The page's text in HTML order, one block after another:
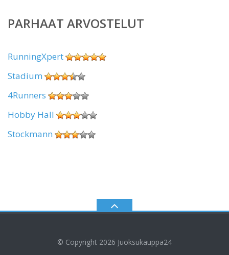
PARHAAT ARVOSTELUT
RunningXpert
Stadium
4Runners
Hobby Hall
Stockmann
© Copyright 2026 Juoksukauppa24